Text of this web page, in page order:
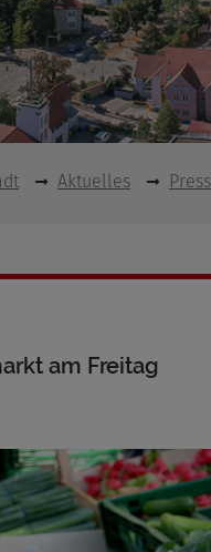
Aktuelles
am Freitag